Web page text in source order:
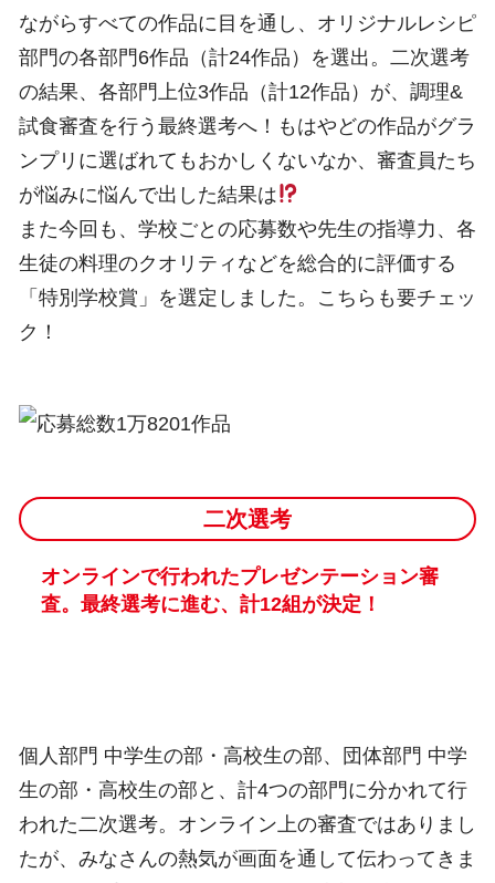
ながらすべての作品に目を通し、オリジナルレシピ
部門の各部門6作品（計24作品）を選出。二次選考
の結果、各部門上位3作品（計12作品）が、調理&
試食審査を行う最終選考へ！もはやどの作品がグラ
ンプリに選ばれてもおかしくないなか、審査員たち
が悩みに悩んで出した結果は
また今回も、学校ごとの応募数や先生の指導力、各
生徒の料理のクオリティなどを総合的に評価する
「特別学校賞」を選定しました。こちらも要チェッ
ク！
二次選考
オンラインで行われたプレゼンテーション審
査。最終選考に進む、計12組が決定！
個人部門 中学生の部・高校生の部、団体部門 中学
生の部・高校生の部と、計4つの部門に分かれて行
われた二次選考。オンライン上の審査ではありまし
たが、みなさんの熱気が画面を通して伝わってきま